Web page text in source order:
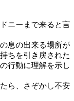
ニーまで来る と言
息の出来る場所が
ちを引き戻された
行動に理解を示し
ら、さぞかし不安